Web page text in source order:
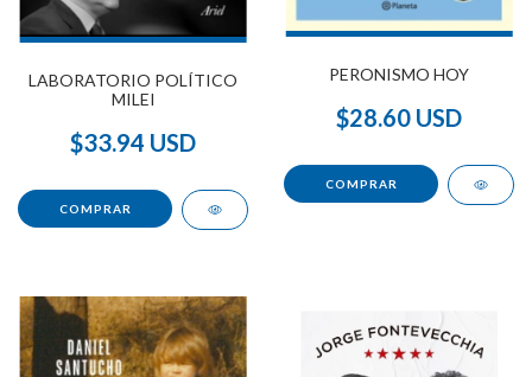
LABORATORIO POLÍTICO
MILEI
$33.94 USD
PERONISMO HOY
$28.60 USD